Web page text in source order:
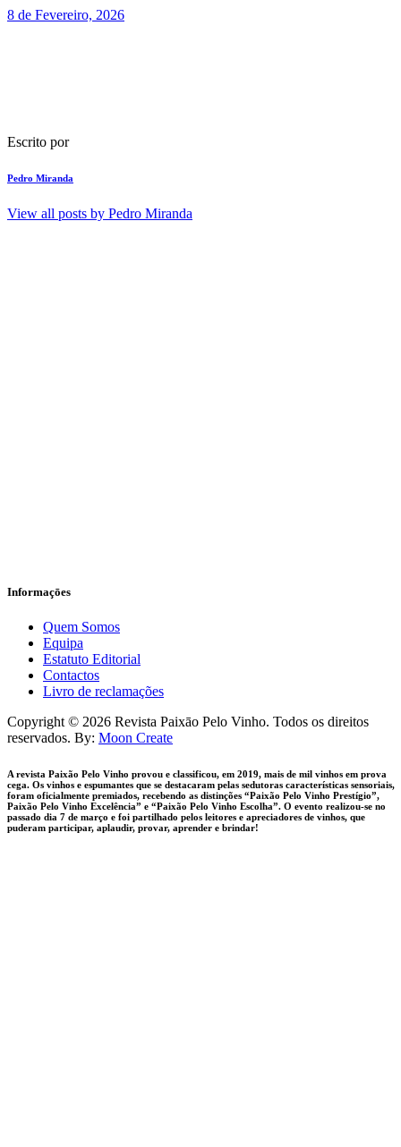
8 de Fevereiro, 2026
Escrito por
Pedro Miranda
View all posts by Pedro Miranda
Informaçōes
Quem Somos
Equipa
Estatuto Editorial
Contactos
Livro de reclamações
facebook-
1
instagram
Copyright © 2026 Revista Paixāo Pelo Vinho. Todos os direitos
reservados. By: Moon Create
A revista Paixão Pelo Vinho provou e classificou, em 2019, mais de mil vinhos em prova
cega. Os vinhos e espumantes que se destacaram pelas sedutoras características sensoriais,
foram oficialmente premiados, recebendo as distinções “Paixão Pelo Vinho Prestígio”,
Paixão Pelo Vinho Excelência” e “Paixão Pelo Vinho Escolha”. O evento realizou-se no
passado dia 7 de março e foi partilhado pelos leitores e apreciadores de vinhos, que
puderam participar, aplaudir, provar, aprender e brindar!